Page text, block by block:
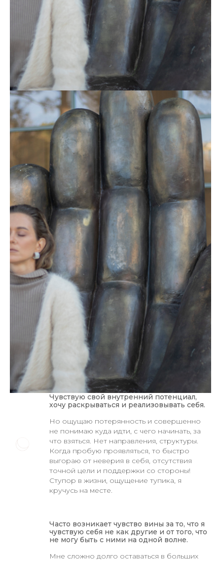
Чувствую свой внутренний потенциал,
хочу раскрываться и реализовывать себя.
Но ощущаю потерянность и совершенно
не понимаю куда идти, с чего начинать, за
что взяться. Нет направления, структуры.
Когда пробую проявляться, то быстро
выгораю от неверия в себя, отсутствия
точной цели и поддержки со стороны!
Ступор в жизни, ощущение тупика, я
кручусь на месте.
Часто возникает чувство вины за то, что я
чувствую себя не как другие и от того, что
не могу быть с ними на одной волне.
Мне сложно долго оставаться в больших